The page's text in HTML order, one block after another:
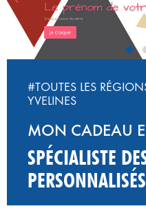
#TOUTES LES
YVELINES
MON CADEAU
SPÉCIALISTE
PERSONNALISÉS